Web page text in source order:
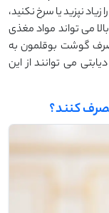
نپزید یا سرخ نکنید،
می ‌تواند مواد مغذی
گوشت بوقلمون به
می ‌توانند از این
کنند؟